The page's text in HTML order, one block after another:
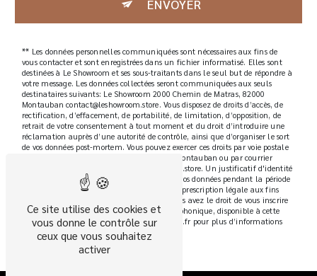
ENVOYER
** Les données personnelles communiquées sont nécessaires aux fins de
vous contacter et sont enregistrées dans un fichier informatisé. Elles sont
destinées à Le Showroom et ses sous-traitants dans le seul but de répondre à
votre message. Les données collectées seront communiquées aux seuls
destinataires suivants: Le Showroom 2000 Chemin de Matras, 82000
Montauban contact@leshowroom.store. Vous disposez de droits d’accès, de
rectification, d’effacement, de portabilité, de limitation, d’opposition, de
retrait de votre consentement à tout moment et du droit d’introduire une
réclamation auprès d’une autorité de contrôle, ainsi que d’organiser le sort
de vos données post-mortem. Vous pouvez exercer ces droits par voie postale
à l'adresse 2000 Chemin de Matras, 82000 Montauban ou par courrier
électronique à l'adresse contact@leshowroom.store. Un justificatif d'identité
pourra vous être demandé. Nous conservons vos données pendant la période
de prise de contact puis pendant la durée de prescription légale aux fins
probatoires et de gestion des contentieux. Vous avez le droit de vous inscrire
sur la liste d'opposition au démarchage téléphonique, disponible à cette
adresse:Bloctel.gouv.fr. Consultez le site cnil.fr pour plus d’informations
sur vos droits.
Ce site utilise des cookies et
vous donne le contrôle sur
ceux que vous souhaitez
activer